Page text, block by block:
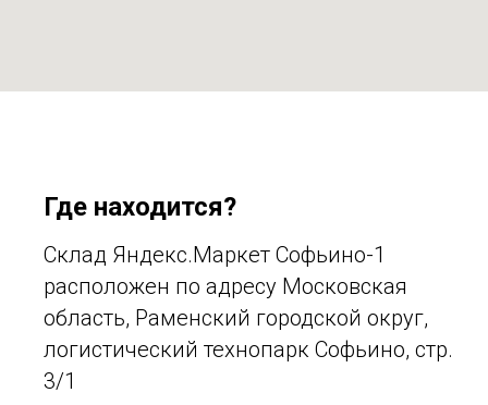
Где находится?
Склад Яндекс.Маркет Софьино-1
расположен по адресу Московская
область, Раменский городской округ,
логистический технопарк Софьино, стр.
3/1